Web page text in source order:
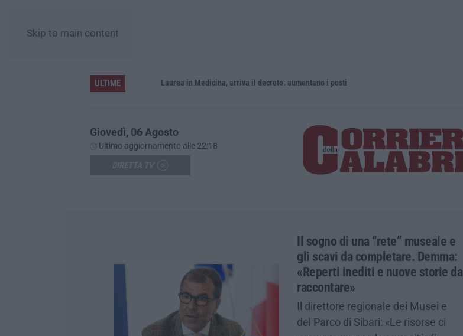
Skip to main content
ULTIME
Sistema bibliotecario vibonese, la dura replica di Soriano e Romeo: «Il fallimento è di chi ha staccato la spina» Laurea in Medicina, arriva il decreto: aumentano i posti
Giovedì, 06 Agosto
Ultimo aggiornamento alle 22:18
Il sogno di una “rete” museale e
gli scavi da completare. Demma:
«Reperti inediti e nuove storie da
raccontare»
Il direttore regionale dei Musei e
del Parco di Sibari: «Le risorse ci